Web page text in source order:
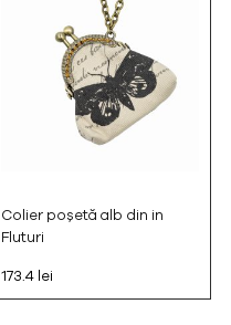
Colier poșetă alb din in
Fluturi
173.4 lei